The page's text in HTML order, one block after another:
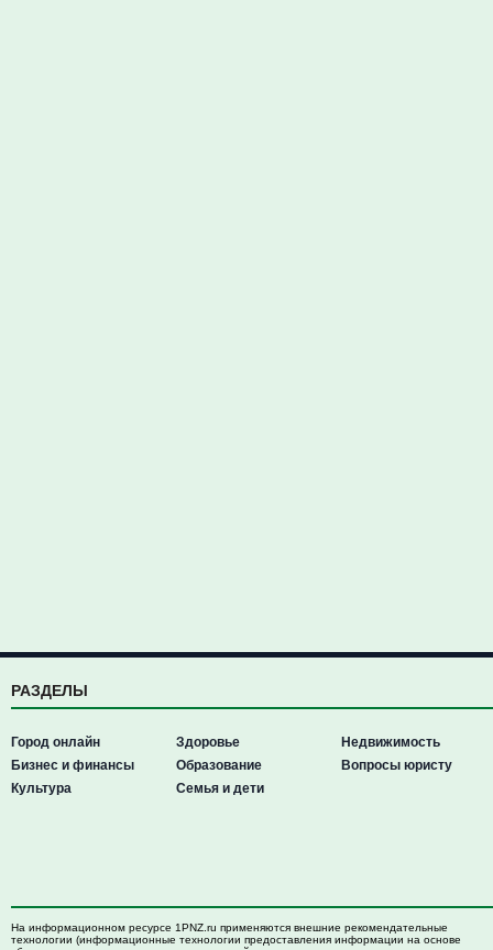
РАЗДЕЛЫ
Город онлайн
Бизнес и финансы
Культура
Здоровье
Образование
Семья и дети
Недвижимость
Вопросы юристу
На информационном ресурсе 1PNZ.ru применяются внешние рекомендательные
технологии (информационные технологии предоставления информации на основе